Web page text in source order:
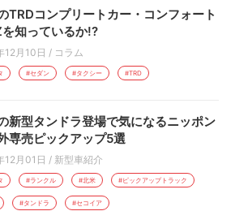
TRDコンプリートカー・コンフォート
知っているか!?
12月10日 / コラム
#セダン #タクシー #TRD
新型タンドラ登場で気になるニッポン
専売ピックアップ5選
12月01日 / 新型車紹介
#ランクル #北米 #ピックアップトラック
#タンドラ #セコイア